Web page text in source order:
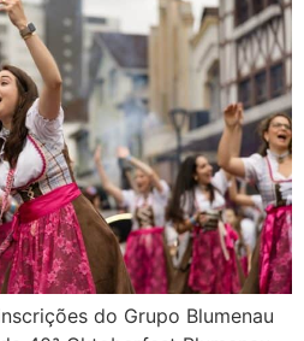
do Grupo Blumenau